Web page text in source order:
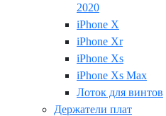
2020
iPhone X
iPhone Xr
iPhone Xs
iPhone Xs Max
Лоток для винтов
Держатели плат